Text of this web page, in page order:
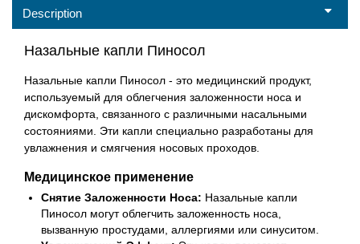
Description
Назальные капли Пиносол
Назальные капли Пиносол - это медицинский продукт,
используемый для облегчения заложенности носа и
дискомфорта, связанного с различными насальными
состояниями. Эти капли специально разработаны для
увлажнения и смягчения носовых проходов.
Медицинское применение
Снятие Заложенности Носа: Назальные капли
Пиносол могут облегчить заложенность носа,
вызванную простудами, аллергиями или синуситом.